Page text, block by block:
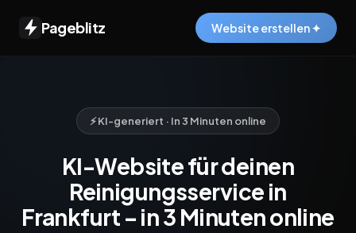
Pageblitz Website erstellen ✦
⚡ KI-generiert · In 3 Minuten online
KI-Website für deinen
Reinigungsservice in
Frankfurt – in 3 Minuten online